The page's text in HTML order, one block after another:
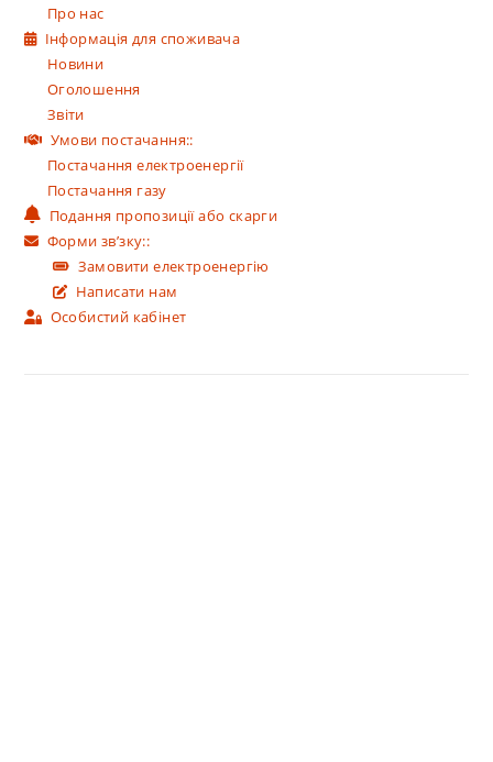
Про нас
Інформація для споживача
Новини
Оголошення
Звіти
Умови постачання::
Постачання електроенергії
Постачання газу
Подання пропозиції або скарги
Форми зв’зку::
Замовити електроенергію
Написати нам
Особистий кабінет